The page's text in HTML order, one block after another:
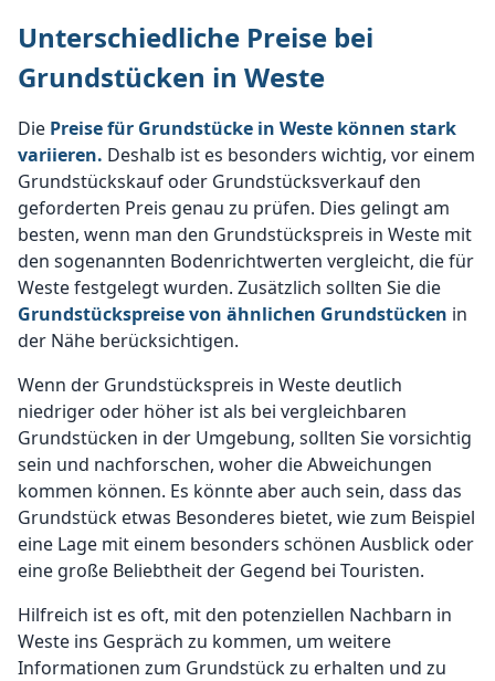
Unterschiedliche Preise bei
Grundstücken in Weste
Die Preise für Grundstücke in Weste können stark
variieren. Deshalb ist es besonders wichtig, vor einem
Grundstückskauf oder Grundstücksverkauf den
geforderten Preis genau zu prüfen. Dies gelingt am
besten, wenn man den Grundstückspreis in Weste mit
den sogenannten Bodenrichtwerten vergleicht, die für
Weste festgelegt wurden. Zusätzlich sollten Sie die
Grundstückspreise von ähnlichen Grundstücken in
der Nähe berücksichtigen.
Wenn der Grundstückspreis in Weste deutlich
niedriger oder höher ist als bei vergleichbaren
Grundstücken in der Umgebung, sollten Sie vorsichtig
sein und nachforschen, woher die Abweichungen
kommen können. Es könnte aber auch sein, dass das
Grundstück etwas Besonderes bietet, wie zum Beispiel
eine Lage mit einem besonders schönen Ausblick oder
eine große Beliebtheit der Gegend bei Touristen.
Hilfreich ist es oft, mit den potenziellen Nachbarn in
Weste ins Gespräch zu kommen, um weitere
Informationen zum Grundstück zu erhalten und zu